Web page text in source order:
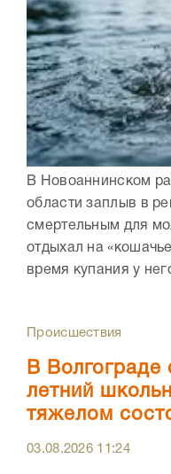
В Новоаннинском
области заплыв в
смертельным для
отдыхал на
время купания у
Происшествия
В
летний
тяжелом
03.08.2026 11:24